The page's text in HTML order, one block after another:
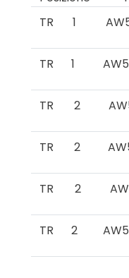
TR
1
TR 1
TR 2
TR 2
TR 2
TR 2